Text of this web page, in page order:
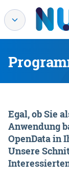
Egal, ob Sie
Anwendung
OpenData in
Unsere